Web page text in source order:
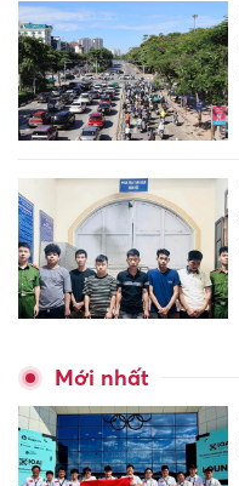
Mới nhất